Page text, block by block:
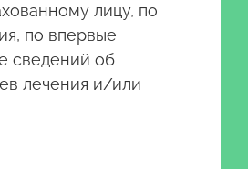
лицу, по
по впервые
сведений об
лечения и/или